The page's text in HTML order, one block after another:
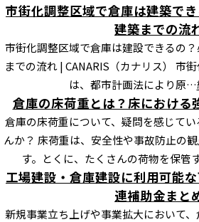
市街化調整区域で倉庫は建築で
建築までの流
市街化調整区域で倉庫は建設できるの
までの流れ | CANARIS（カナリス） 市
は、都市計画法により原…
倉庫の床荷重とは？床における
倉庫の床荷重について、疑問を感じて
んか？ 床荷重は、安全性や事故防止の
す。とくに、たくさんの荷物を保管
工場建設・倉庫建設に利用可能
連補助金まと
新規事業立ち上げや事業拡大において